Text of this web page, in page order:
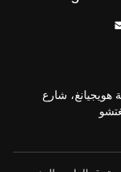
قرية هويجيانغ، شارع